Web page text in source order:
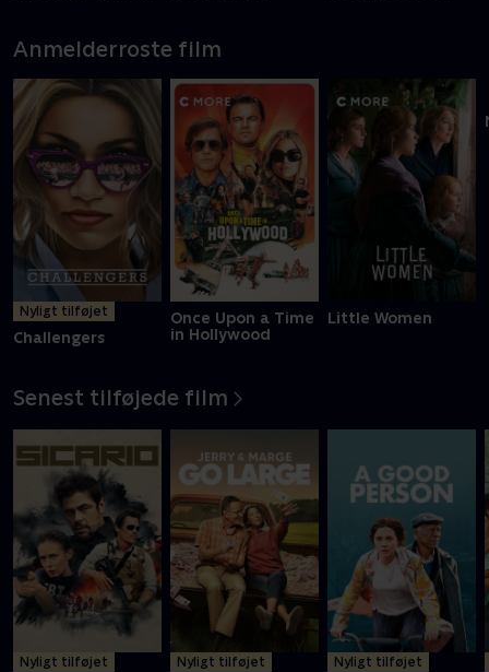
Anmelderroste film
Nyligt tilføjet
Challengers
Once Upon a Time
in Hollywood
Little Women
Senest tilføjede film
Nyligt tilføjet Nyligt tilføjet Nyligt tilføjet